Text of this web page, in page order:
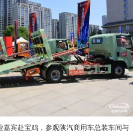
嘉宾赴宝鸡，参观陕汽商用车总装车间与